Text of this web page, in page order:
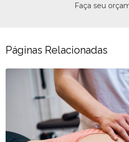
Faça seu
Páginas Relacionadas